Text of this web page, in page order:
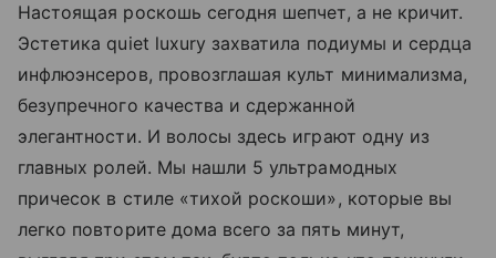
Настоящая роскошь сегодня шепчет, а не кричит.
Эстетика quiet luxury захватила подиумы и сердца
инфлюэнсеров, провозглашая культ минимализма,
безупречного качества и сдержанной
элегантности. И волосы здесь играют одну из
главных ролей. Мы нашли 5 ультрамодных
причесок в стиле «тихой роскоши», которые вы
легко повторите дома всего за пять минут,